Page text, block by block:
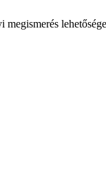
megismerés